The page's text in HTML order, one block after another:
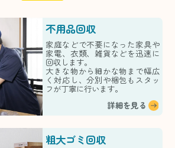
不用品回収
家庭などで不要になった家具や
家電、衣類、雑貨などを迅速に
回収します。
大きな物から細かな物まで幅広
く対応し、分別や梱包もスタッ
フが丁寧に行います。
詳細を見る
粗大ゴミ回収